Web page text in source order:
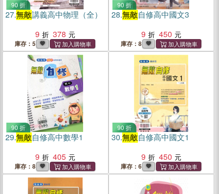
90 折
27.無敵講義高中物理（全）
9
378
庫存：5
90 折
28.無敵自修高中國文3
9
450
庫存：8
90 折
29.無敵自修高中數學1
9
405
庫存：8
90 折
30.無敵自修高中國文1
9
450
庫存：6